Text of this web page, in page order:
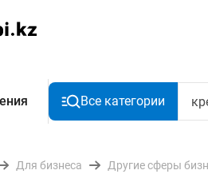
Все категории
Для бизнеса Другие сферы